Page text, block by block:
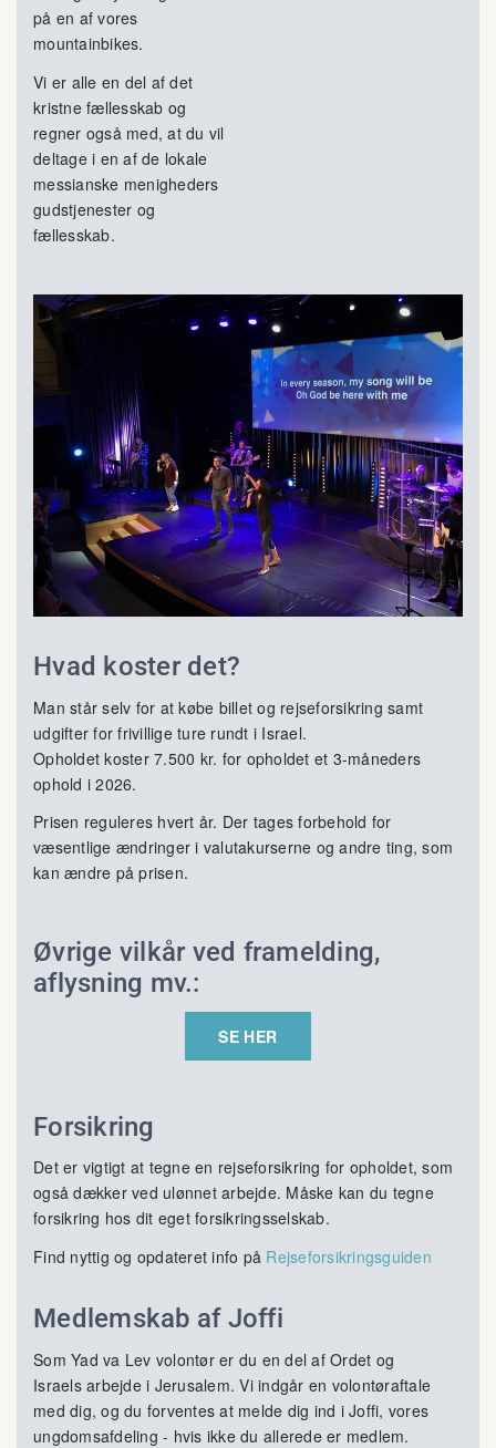
på en af vores
mountainbikes.
Vi er alle en del af det
kristne fællesskab og
regner også med, at du vil
deltage i en af de lokale
messianske menigheders
gudstjenester og
fællesskab.
Hvad koster det?
Man står selv for at købe billet og rejseforsikring samt
udgifter for frivillige ture rundt i Israel.
Opholdet koster 7.500 kr. for opholdet et 3-måneders
ophold i 2026.
Prisen reguleres hvert år. Der tages forbehold for
væsentlige ændringer i valutakurserne og andre ting, som
kan ændre på prisen.
Øvrige vilkår ved framelding,
aflysning mv.:
SE HER
Forsikring
Det er vigtigt at tegne en rejseforsikring for opholdet, som
også dækker ved ulønnet arbejde. Måske kan du tegne
forsikring hos dit eget forsikringsselskab.
Find nyttig og opdateret info på Rejseforsikringsguiden
Medlemskab af Joffi
Som Yad va Lev volontør er du en del af Ordet og
Israels arbejde i Jerusalem. Vi indgår en volontøraftale
med dig, og du forventes at melde dig ind i Joffi, vores
ungdomsafdeling - hvis ikke du allerede er medlem.